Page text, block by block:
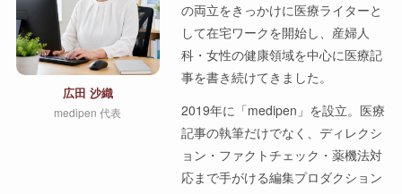
広田 沙織
medipen 代表
の両立をきっかけに医療ライターと
して在宅ワークを開始し、産婦人
科・女性の健康領域を中心に医療記
事を書き続けてきました。
2019年に「medipen」を設立。医療
記事の執筆だけでなく、ディレクシ
ョン・ファクトチェック・薬機法対
応まで手がける編集プロダクション